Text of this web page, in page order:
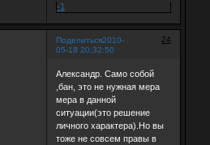
-1
Поделиться 24
2010-
05-18 20:32:50
Александр. Само собой
,бан, это не нужная мера
мера в данной
ситуации(это решение
личного характера).Но вы
тоже не совсем правы в